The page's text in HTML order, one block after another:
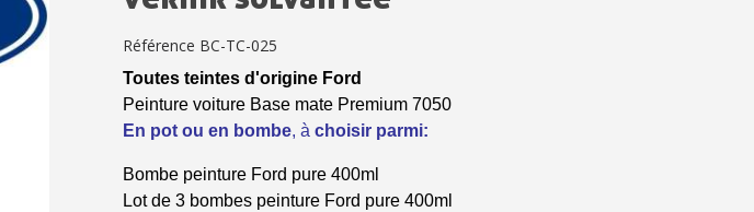
Paiement en 4x sans frais dès 30€ d'achats
Votre devis en ligne en moins d'1 minute
Livraison sous 24 h en France Métropolitaine
Référence BC-TC-025
Toutes teintes d'origine Ford
Peinture voiture Base mate Premium 7050
En pot ou en bombe, à choisir parmi:
Bombe peinture Ford pure 400ml
Lot de 3 bombes peinture Ford pure 400ml